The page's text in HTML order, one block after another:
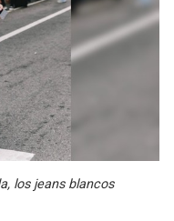
los jeans blancos